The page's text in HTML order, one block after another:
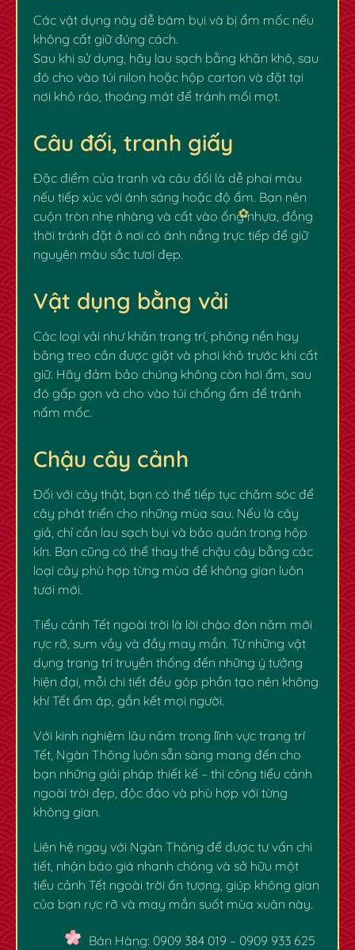
Các vật dụng này dễ bám bụi và bị ẩm mốc nếu
không cất giữ đúng cách.
Sau khi sử dụng, hãy lau sạch bằng khăn khô, sau
đó cho vào túi nilon hoặc hộp carton và đặt tại
nơi khô ráo, thoáng mát để tránh mối mọt.
Câu đối, tranh giấy
Đặc điểm của tranh và câu đối là dễ phai màu
nếu tiếp xúc với ánh sáng hoặc độ ẩm. Bạn nên
cuộn tròn nhẹ nhàng và cất vào ống nhựa, đồng
thời tránh đặt ở nơi có ánh nắng trực tiếp để giữ
nguyên màu sắc tươi đẹp.
Vật dụng bằng vải
Các loại vải như khăn trang trí, phông nền hay
băng treo cần được giặt và phơi khô trước khi cất
giữ. Hãy đảm bảo chúng không còn hơi ẩm, sau
đó gấp gọn và cho vào túi chống ẩm để tránh
nấm mốc.
Chậu cây cảnh
Đối với cây thật, bạn có thể tiếp tục chăm sóc để
cây phát triển cho những mùa sau. Nếu là cây
giả, chỉ cần lau sạch bụi và bảo quản trong hộp
kín. Bạn cũng có thể thay thế chậu cây bằng các
loại cây phù hợp từng mùa để không gian luôn
tươi mới.
Tiểu cảnh Tết ngoài trời là lời chào đón năm mới
rực rỡ, sum vầy và đầy may mắn. Từ những vật
dụng trang trí truyền thống đến những ý tưởng
hiện đại, mỗi chi tiết đều góp phần tạo nên không
khí Tết ấm áp, gắn kết mọi người.
Với kinh nghiệm lâu năm trong lĩnh vực trang trí
Tết, Ngàn Thông luôn sẵn sàng mang đến cho
bạn những giải pháp thiết kế – thi công tiểu cảnh
ngoài trời đẹp, độc đáo và phù hợp với từng
không gian.
Liên hệ ngay với Ngàn Thông để được tư vấn chi
tiết, nhận báo giá nhanh chóng và sở hữu một
tiểu cảnh Tết ngoài trời ấn tượng, giúp không gian
của bạn rực rỡ và may mắn suốt mùa xuân này.
Bán Hàng: 0909 384 019 – 0909 933 625